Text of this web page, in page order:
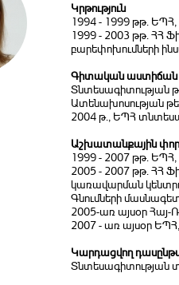
Կրթություն
1994 - 1999 թթ.
1999 - 2003 թթ. ՀՀ
բարեփոխումների
Գիտական աստիճան
Տնտեսագիտության
Ատենախոսության
2004 թ., ԵՊՀ
Աշխատանքային
1999 - 2007 թթ.
2005 - 2007 թթ. ՀՀ
կառավարման
Գնումների
2005-առ այսօր
2007 - առ այսօր
Կարդացվող
Տնտեսագիտության